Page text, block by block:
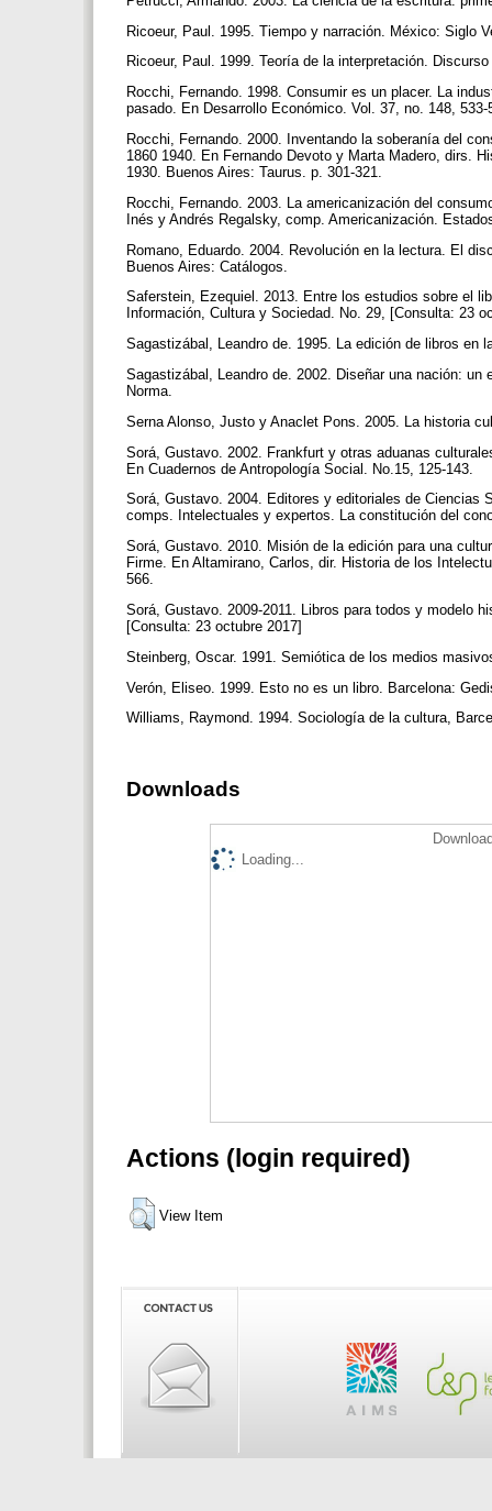
Ricoeur, Paul. 1995. Tiempo y narración. México: Siglo
Ricoeur, Paul. 1999. Teoría de la interpretación.
Rocchi, Fernando. 1998. Consumir es un placer. La
pasado. En Desarrollo Económico. Vol. 37, no. 148,
Rocchi, Fernando. 2000. Inventando la soberanía del
1860 1940. En Fernando Devoto y Marta Madero, dirs.
1930. Buenos Aires: Taurus. p. 301-321.
Rocchi, Fernando. 2003. La americanización del
Inés y Andrés Regalsky, comp. Americanización.
Romano, Eduardo. 2004. Revolución en la lectura. El
Buenos Aires: Catálogos.
Saferstein, Ezequiel. 2013. Entre los estudios sobre el
Información, Cultura y Sociedad. No. 29, [Consulta: 23
Sagastizábal, Leandro de. 1995. La edición de libros en
Sagastizábal, Leandro de. 2002. Diseñar una nación:
Norma.
Serna Alonso, Justo y Anaclet Pons. 2005. La historia
Sorá, Gustavo. 2002. Frankfurt y otras aduanas
En Cuadernos de Antropología Social. No.15, 125-143.
Sorá, Gustavo. 2004. Editores y editoriales de
comps. Intelectuales y expertos. La constitución del
Sorá, Gustavo. 2010. Misión de la edición para una
Firme. En Altamirano, Carlos, dir. Historia de los
566.
Sorá, Gustavo. 2009-2011. Libros para todos y modelo
[Consulta: 23 octubre 2017]
Steinberg, Oscar. 1991. Semiótica de los medios
Verón, Eliseo. 1999. Esto no es un libro. Barcelona:
Williams, Raymond. 1994. Sociología de la cultura,
Downloads
Loading...
Actions (login required)
View Item